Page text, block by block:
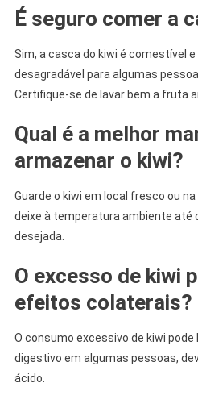
É seguro comer a
Sim, a casca do kiwi é comestível
desagradável para algumas
Certifique-se de lavar bem a fruta
Qual é a melhor
armazenar o kiwi?
Guarde o kiwi em local fresco ou
deixe à temperatura ambiente até
desejada.
O excesso de kiwi
efeitos colaterais?
O consumo excessivo de kiwi
digestivo em algumas pessoas,
ácido.